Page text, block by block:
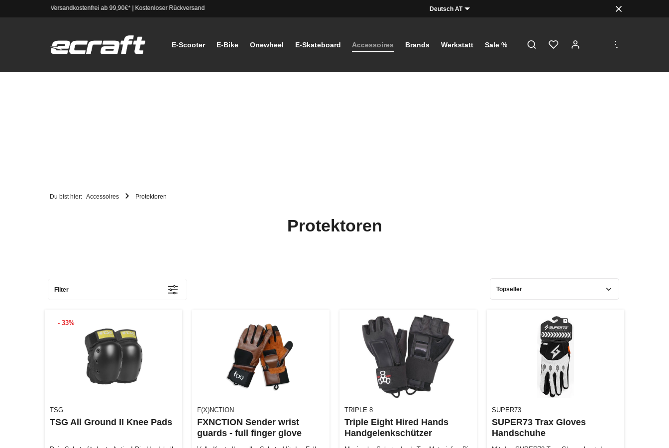
Versandkostenfrei ab 99,90€*| Kostenloser Rückversand Deutsch AT
E-Scooter E-Bike Onewheel E-Skateboard Accessoires Brands Werkstatt Sale %
...
Du bist hier: Accessoires Protektoren
Protektoren
Filter
- 33%
TSG
TSG All Ground II Knee Pads
F(X)NCTION
FXNCTION Sender wrist
guards - full finger glove
TRIPLE 8
Triple Eight Hired Hands
Handgelenkschützer
SUPER73
SUPER73 Trax Gloves
Handschuhe